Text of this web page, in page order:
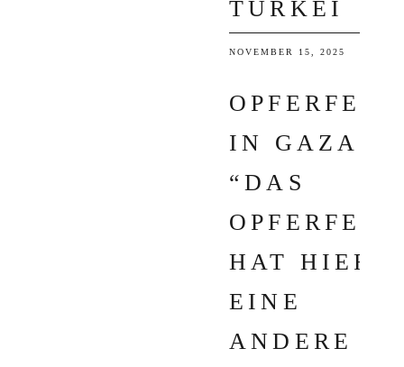
TÜRKEI
NOVEMBER 15, 2025
OPFERFEST
IN GAZA:
“DAS
OPFERFEST
HAT HIER
EINE
ANDERE